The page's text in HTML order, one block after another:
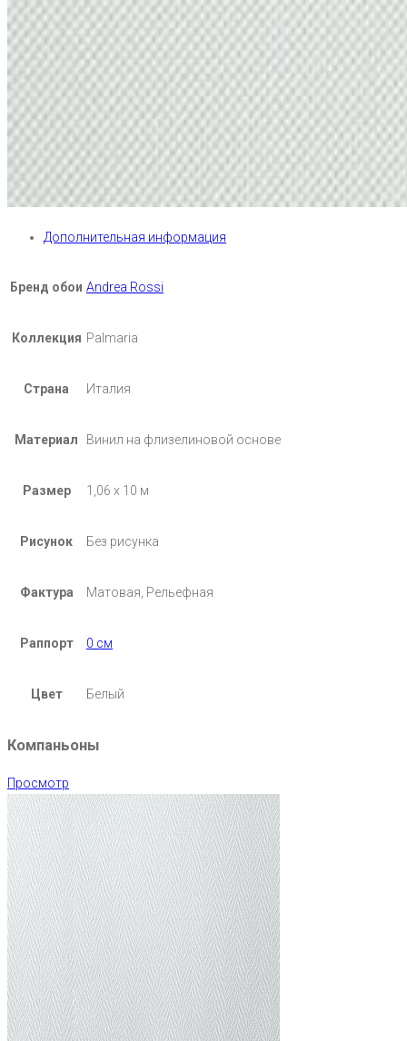
Дополнительная информация
Бренд обои Andrea Rossi
Коллекция Palmaria
Страна Италия
Материал Винил на флизелиновой основе
Размер 1,06 х 10 м
Рисунок Без рисунка
Фактура Матовая, Рельефная
Раппорт 0 см
Цвет Белый
Компаньоны
Просмотр